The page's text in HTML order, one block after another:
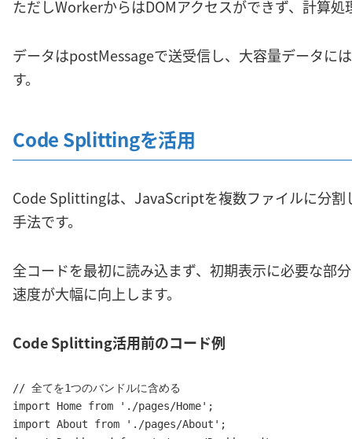
ただしWorkerからはDOMアクセスができず、計算処
データはpostMessageで送受信し、大容量データに
す。
Code Splittingを活用
Code Splittingは、JavaScriptを複数ファイルに分割
手法です。
全コードを最初に読み込まず、初期表示に必要な部
速度が大幅に向上します。
Code Splitting活用前のコード例
// 全てを1つのバンドルに含める
import Home from './pages/Home';
import About from './pages/About';